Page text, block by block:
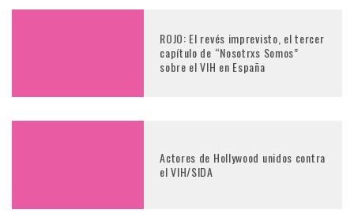
ROJO: El revés imprevisto, el tercer
capítulo de “Nosotrxs Somos”
sobre el VIH en España
Actores de Hollywood unidos contra
el VIH/SIDA